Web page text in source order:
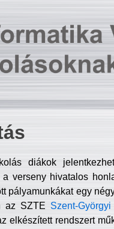
diákok
a verseny hivatalos
pályamunkákat egy
az SZTE Szent-
elkészített rendszert